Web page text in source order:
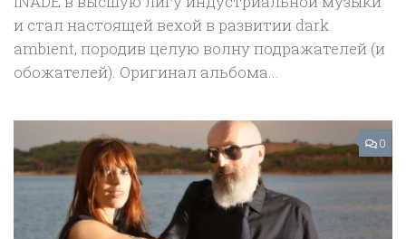
и стал настоящей вехой в развитии dark
ambient, породив целую волну подражателей (и
обожателей). Оригинал альбома...
0